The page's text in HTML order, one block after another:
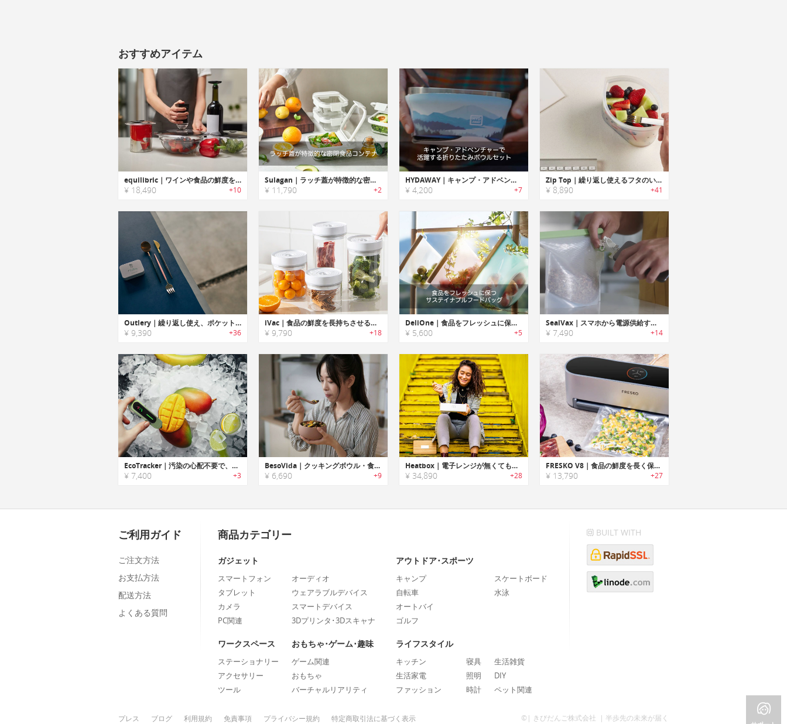
おすすめアイテム
equilibric｜ワインや食品の鮮度を7倍長持ちさせるユニバーサル真空蓋セット
¥ 18,490 +10
Sulagan｜ラッチ蓋が特徴的な密閉食品コンテナ「スーラガン」
¥ 11,790 +2
HYDAWAY｜キャンプ・アドベンチャーで活躍する折りたたみボウルセット「ハイダウェイ」
¥ 4,200 +7
Zip Top｜繰り返し使えるフタのいらないジップ式フードコンテナ「ジップトップ」
¥ 8,890 +41
Outlery｜繰り返し使え、ポケットに収納可能なステンレス製折りたたみカトラリー「アウトリー」
¥ 9,390 +36
iVac｜食品の鮮度を長持ちさせる自動真空食品コンテナ「アイヴァック」
¥ 9,790 +18
DeliOne｜食品をフレッシュに保つサステイナブルフードバッグ
¥ 5,600 +5
SealVax｜スマホから電源供給するハンドヘルド真空密閉デバイス「シールヴァックス」
¥ 7,490 +14
EcoTracker｜汚染の心配不要で、食品の安全性を瞬時に判断できるフードトラッカー
¥ 7,400 +3
BesoVida｜クッキングボウル・食器としても使用可能なシリコン製フードコンテナ「ベソヴィーダ」
¥ 6,690 +9
Heatbox｜電子レンジが無くても食品を温められる充電式ランチボックス「ヒートボックス」
¥ 34,890 +28
FRESKO V8｜食品の鮮度を長く保つハンズフリーバキュームシーラー「フレスコV8」
¥ 13,790 +27
ご利用ガイド
ご注文方法
お支払方法
配送方法
よくある質問
商品カテゴリー
ガジェット
スマートフォン
タブレット
カメラ
PC関連
オーディオ
ウェアラブルデバイス
スマートデバイス
3Dプリンタ･3Dスキャナ
アウトドア･スポーツ
キャンプ
自転車
オートバイ
ゴルフ
スケートボード
水泳
ワークスペース
ステーショナリー
アクセサリー
ツール
おもちゃ･ゲーム･趣味
ゲーム関連
おもちゃ
バーチャルリアリティ
ライフスタイル
キッチン
生活家電
ファッション
寝具
照明
時計
生活雑貨
DIY
ペット関連
BUILT WITH
プレス ブログ 利用規約 免責事項 プライバシー規約 特定商取引法に基づく表示 ©| きびだんご株式会社 | 半歩先の未来が届く